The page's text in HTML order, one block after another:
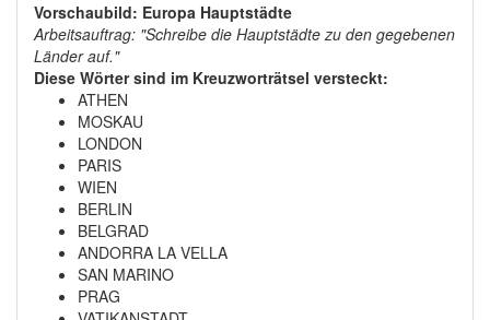
Vorschaubild: Europa Hauptstädte
Arbeitsauftrag: "Schreibe die Hauptstädte zu den gegebenen
Länder auf."
Diese Wörter sind im Kreuzworträtsel versteckt:
ATHEN
MOSKAU
LONDON
PARIS
WIEN
BERLIN
BELGRAD
ANDORRA LA VELLA
SAN MARINO
PRAG